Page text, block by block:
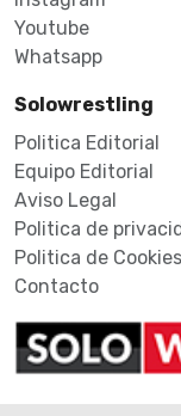
Youtube
Whatsapp
Solowrestling
Politica Editorial
Equipo Editorial
Aviso Legal
Politica de
Politica de Cookies
Contacto